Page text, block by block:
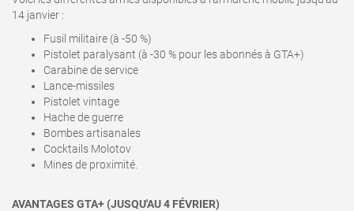
14 janvier :
Fusil militaire (à -50 %)
Pistolet paralysant (à -30 % pour les abonnés à GTA+)
Carabine de service
Lance-missiles
Pistolet vintage
Hache de guerre
Bombes artisanales
Cocktails Molotov
Mines de proximité.
AVANTAGES GTA+ (JUSQU'AU 4 FÉVRIER)